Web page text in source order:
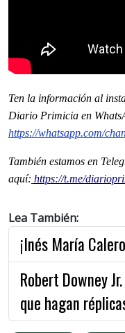
Ten la información al
Diario Primicia en
https://whatsapp.com/
También estamos en
aquí: https://t.me/
Lea También:
¡Inés María
Robert Downey
que hagan